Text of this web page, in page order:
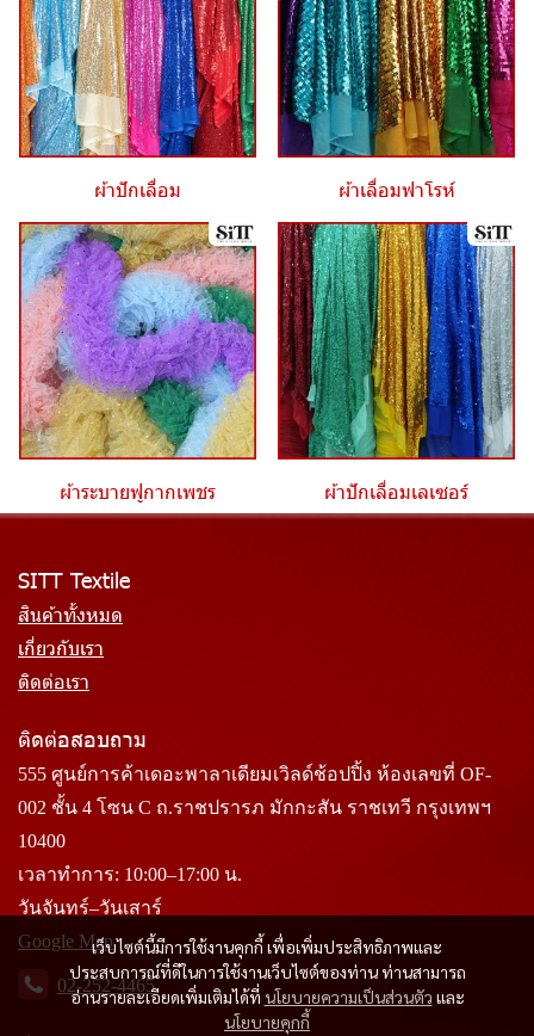
ผ้าปักเลื่อม ผ้าเลื่อมฟาโรห์
ผ้าระบายฟูกากเพชร ผ้าปักเลื่อมเลเซอร์
เว็บไซต์นี้มีการใช้งานคุกกี้ เพื่อเพิ่มประสิทธิภาพและ
ประสบการณ์ที่ดีในการใช้งานเว็บไซต์ของท่าน ท่านสามารถ
อ่านรายละเอียดเพิ่มเติมได้ที่ นโยบายความเป็นส่วนตัว และ
นโยบายคุกกี้
SITT Textile
สินค้าทั้งหมด
เกี่ยวกับเรา
ติดต่อเรา
ติดต่อสอบถาม
555 ศูนย์การค้าเดอะพาลาเดียมเวิลด์ช้อปปิ้ง ห้องเลขที่ OF-
002 ชั้น 4 โซน C ถ.ราชปรารภ มักกะสัน ราชเทวี กรุงเทพฯ
10400
เวลาทำการ: 10:00–17:00 น.
วันจันทร์–วันเสาร์
Google Map
02-252-4465